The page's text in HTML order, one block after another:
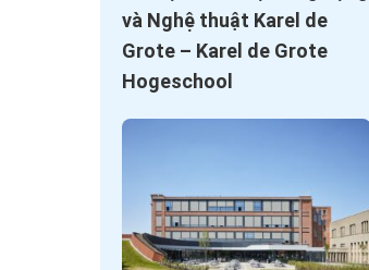
và Nghệ thuật Karel de
Grote – Karel de Grote
Hogeschool